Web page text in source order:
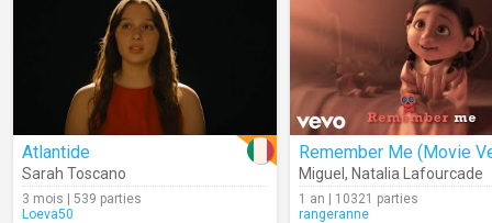
Atlantide
Sarah Toscano
3 mois | 539 parties
Loeva50
Miguel , Natalia Lafourcade
1 an | 10321 parties
rangeranne